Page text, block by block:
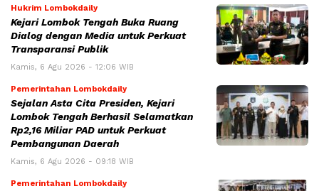
Hukrim Lombokdaily
Kejari Lombok Tengah Buka Ruang
Dialog dengan Media untuk Perkuat
Transparansi Publik
Kamis, 6 Agu 2026 - 12:06 WIB
Pemerintahan Lombokdaily
Sejalan Asta Cita Presiden, Kejari
Lombok Tengah Berhasil Selamatkan
Rp2,16 Miliar PAD untuk Perkuat
Pembangunan Daerah
Kamis, 6 Agu 2026 - 09:18 WIB
Pemerintahan Lombokdaily